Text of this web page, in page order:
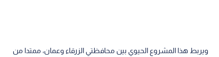
ويربط هذا المشروع الحيوي بين محافظتي الزرقاء وعمان، ممتدا من